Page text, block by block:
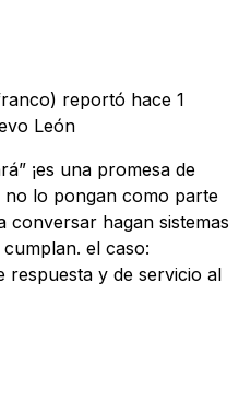
reportó hace 1
León
¡es una promesa de
no lo pongan como parte
conversar hagan sistemas
el caso:
respuesta y de servicio al